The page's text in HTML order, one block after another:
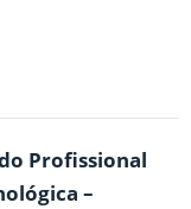
Profissional
–